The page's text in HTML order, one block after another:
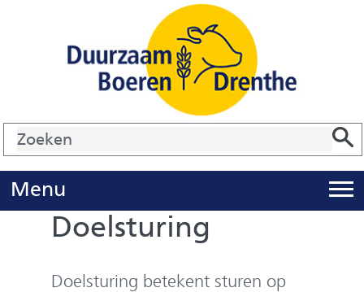
Z
o
e
k
Menu
i
t
l
Doelsturing
Doelsturing betekent sturen op